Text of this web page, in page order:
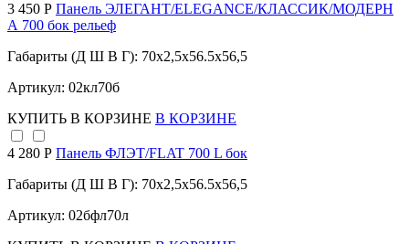
3 450 Р Панель ЭЛЕГАНТ/ELEGANCE/КЛАССИК/МОДЕРН
А 700 бок рельеф
Габариты (Д Ш В Г): 70x2,5x56.5x56,5
Артикул: 02кл70б
КУПИТЬ В КОРЗИНЕ В КОРЗИНЕ
4 280 Р Панель ФЛЭТ/FLAT 700 L бок
Габариты (Д Ш В Г): 70x2,5x56.5x56,5
Артикул: 02бфл70л